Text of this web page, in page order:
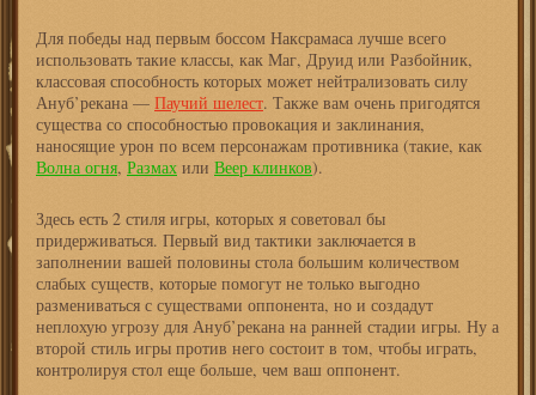
Для победы над первым боссом Наксрамаса лучше всего
использовать такие классы, как Маг, Друид или Разбойник,
классовая способность которых может нейтрализовать силу
Ануб’рекана — Паучий шелест. Также вам очень пригодятся
существа со способностью провокация и заклинания,
наносящие урон по всем персонажам противника (такие, как
Волна огня, Размах или Веер клинков).
Здесь есть 2 стиля игры, которых я советовал бы
придерживаться. Первый вид тактики заключается в
заполнении вашей половины стола большим количеством
слабых существ, которые помогут не только выгодно
размениваться с существами оппонента, но и создадут
неплохую угрозу для Ануб’рекана на ранней стадии игры. Ну а
второй стиль игры против него состоит в том, чтобы играть,
контролируя стол еще больше, чем ваш оппонент.